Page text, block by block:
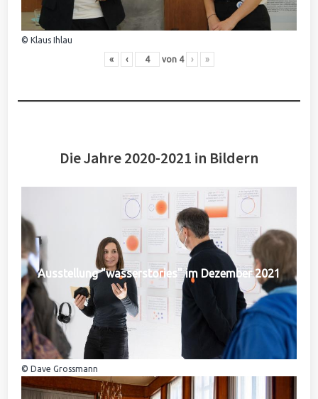
© Klaus Ihlau
« ‹ von 4 › »
Die Jahre 2020-2021 in Bildern
Ausstellung "wasserstories" im Dezember 2021
© Dave Grossmann